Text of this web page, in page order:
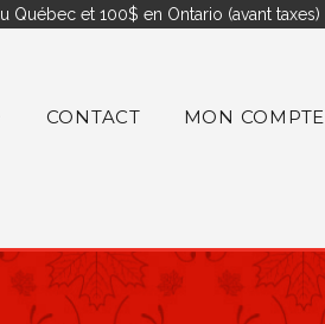
Québec et 100$ en Ontario (avant taxes)
CONTACT MON COMPTE